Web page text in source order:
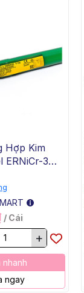
Hợp Kim
ERNiCr-3
5
/ Thùng
/ Cái
+
nhanh
ngay